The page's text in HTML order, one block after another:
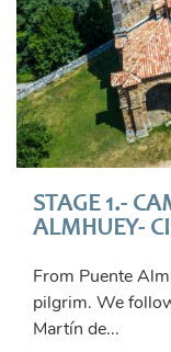
STAGE 1.-
ALMHUEY-
From Puente
pilgrim. We
Martín de...